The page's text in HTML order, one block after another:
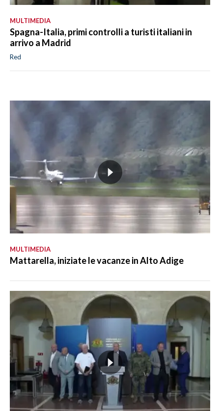
MULTIMEDIA
Spagna-Italia, primi controlli a turisti italiani in
arrivo a Madrid
Red
MULTIMEDIA
Mattarella, iniziate le vacanze in Alto Adige